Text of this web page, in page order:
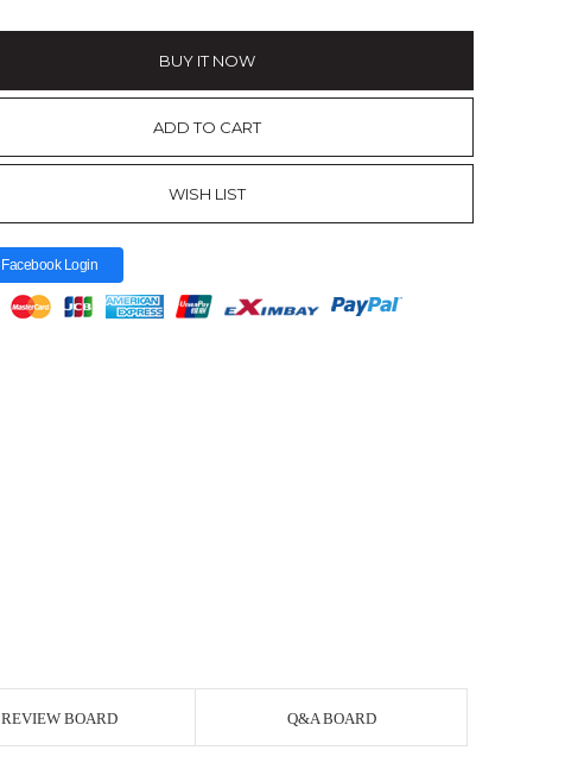
BUY IT NOW
ADD TO CART
WISH LIST
Facebook Login
REVIEW BOARD Q&A BOARD